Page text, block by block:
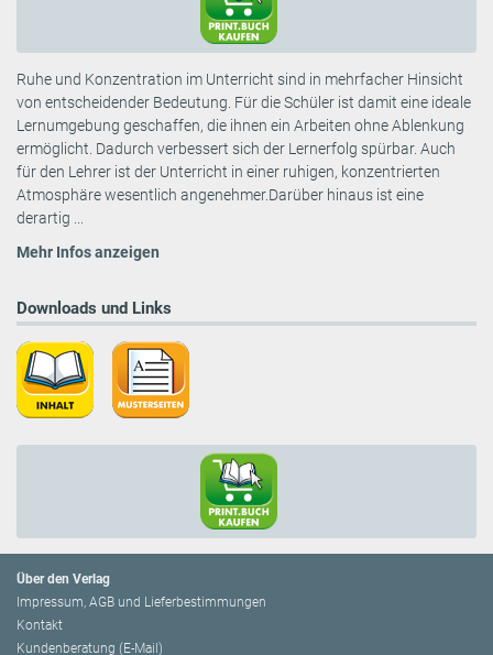
Ruhe und Konzentration im Unterricht sind in mehrfacher Hinsicht
von entscheidender Bedeutung. Für die Schüler ist damit eine ideale
Lernumgebung geschaffen, die ihnen ein Arbeiten ohne Ablenkung
ermöglicht. Dadurch verbessert sich der Lernerfolg spürbar. Auch
für den Lehrer ist der Unterricht in einer ruhigen, konzentrierten
Atmosphäre wesentlich angenehmer.Darüber hinaus ist eine
derartig ...
Mehr Infos anzeigen
Downloads und Links
Über den Verlag
Impressum, AGB und Lieferbestimmungen
Kontakt
Kundenberatung (E-Mail)